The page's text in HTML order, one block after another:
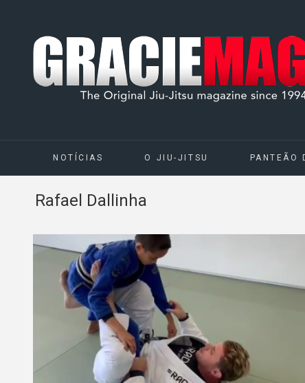
NOTÍCIAS O JIU-JITSU PANTEÃO
Rafael Dallinha